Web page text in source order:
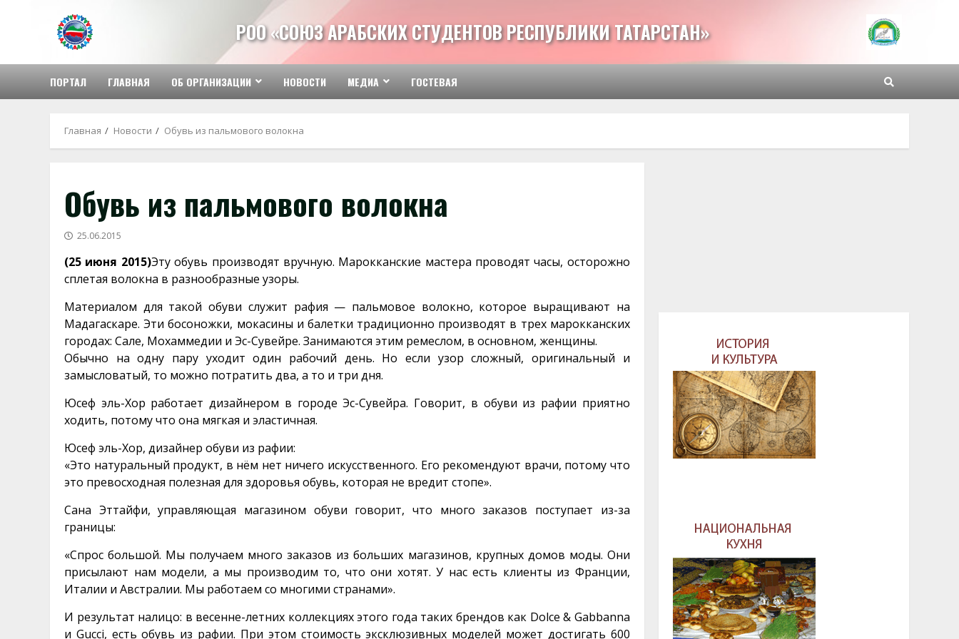
содержимому
РОО «СОЮЗ АРАБСКИХ СТУДЕНТОВ РЕСПУБЛИКИ ТАТАРСТАН»
ПОРТАЛ ГЛАВНАЯ ОБ ОРГАНИЗАЦИИ НОВОСТИ МЕДИА ГОСТЕВАЯ
Главная Новости Обувь из пальмового волокна
Обувь из пальмового волокна
25.06.2015
(25 июня 2015)Эту обувь производят вручную. Марокканские мастера проводят часы, осторожно
сплетая волокна в разнообразные узоры.
Материалом для такой обуви служит рафия — пальмовое волокно, которое выращивают на
Мадагаскаре.Эти босоножки, мокасины и балетки традиционно производят в трех марокканских
городах: Сале, Мохаммедии и Эс-Сувейре. Занимаются этим ремеслом, в основном, женщины.
Обычно на одну пару уходит один рабочий день. Но если узор сложный, оригинальный и
замысловатый, то можно потратить два, а то и три дня.
Юсеф эль-Хор работает дизайнером в городе Эс-Сувейра. Говорит, в обуви из рафии приятно
ходить, потому что она мягкая и эластичная.
Юсеф эль-Хор, дизайнер обуви из рафии:
«Это натуральный продукт, в нём нет ничего искусственного. Его рекомендуют врачи, потому что
это превосходная полезная для здоровья обувь, которая не вредит стопе».
Сана Эттайфи, управляющая магазином обуви говорит, что много заказов поступает из-за
границы:
«Спрос большой. Мы получаем много заказов из больших магазинов, крупных домов моды. Они
присылают нам модели, а мы производим то, что они хотят. У нас есть клиенты из Франции,
Италии и Австралии. Мы работаем со многими странами».
И результат налицо: в весенне-летних коллекциях этого года таких брендов как Dolce & Gabbanna
и Gucci, есть обувь из рафии. При этом стоимость эксклюзивных моделей может достигать 600